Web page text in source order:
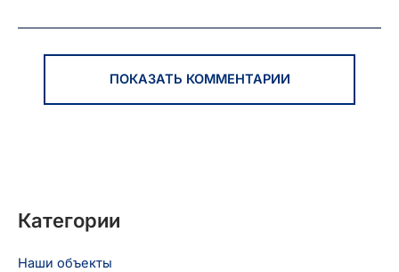
ПОКАЗАТЬ КОММЕНТАРИИ
Категории
Наши объекты